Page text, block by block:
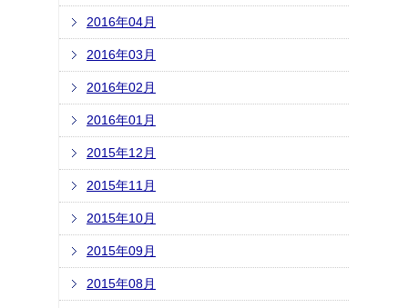
2016年04月
2016年03月
2016年02月
2016年01月
2015年12月
2015年11月
2015年10月
2015年09月
2015年08月